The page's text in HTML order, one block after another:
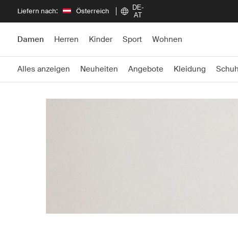
Liefern nach: Österreich
DE-
AT
Damen Herren Kinder Sport Wohnen
Alles anzeigen Neuheiten Angebote Kleidung